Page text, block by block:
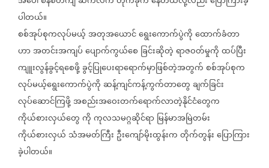
ပါတယ်။
စစ်အုပ်စုကလုပ်မယ့်အတုအယောင်ရွေးကောက်ပွဲကိုထောက်ခံတာ
ဟာအတင်းအကျပ်ပျောက်ကွယ်စေ ခြင်းဆိုတဲ့ရာဇဝတ်မှုကိုထပ်ပြီး
ကျူးလွန်ခွင့်ရစေဖို့ခွင့်ပြုပေးရာရောက်မှာဖြစ်တဲ့အတွက်စစ်အုပ်စုက
လုပ်မယ့်ရွေးကောက်ပွဲကိုဆန့်ကျင်ကန့်ကွက်တာတွေချက်ခြင်း
လုပ်ဆောင်ကြဖို့အစည်းအဝေးတက်ရောက်လာတဲ့နိုင်ငံတွေက
ကိုယ်စားလှယ်တွေကိုကုလသမဂ္ဂဆိုင်ရာမြန်မာအမြဲတမ်း
ကိုယ်စားလှယ် သံအမတ်ကြီး ဦးကျော်မိုးထွန်းကတိုက်တွန်းပြောကြား
ခဲ့ပါတယ်။